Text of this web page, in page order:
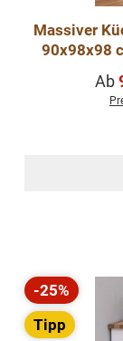
Massiver
90x98x98
Ab
Rabatt
-25%
Tipp